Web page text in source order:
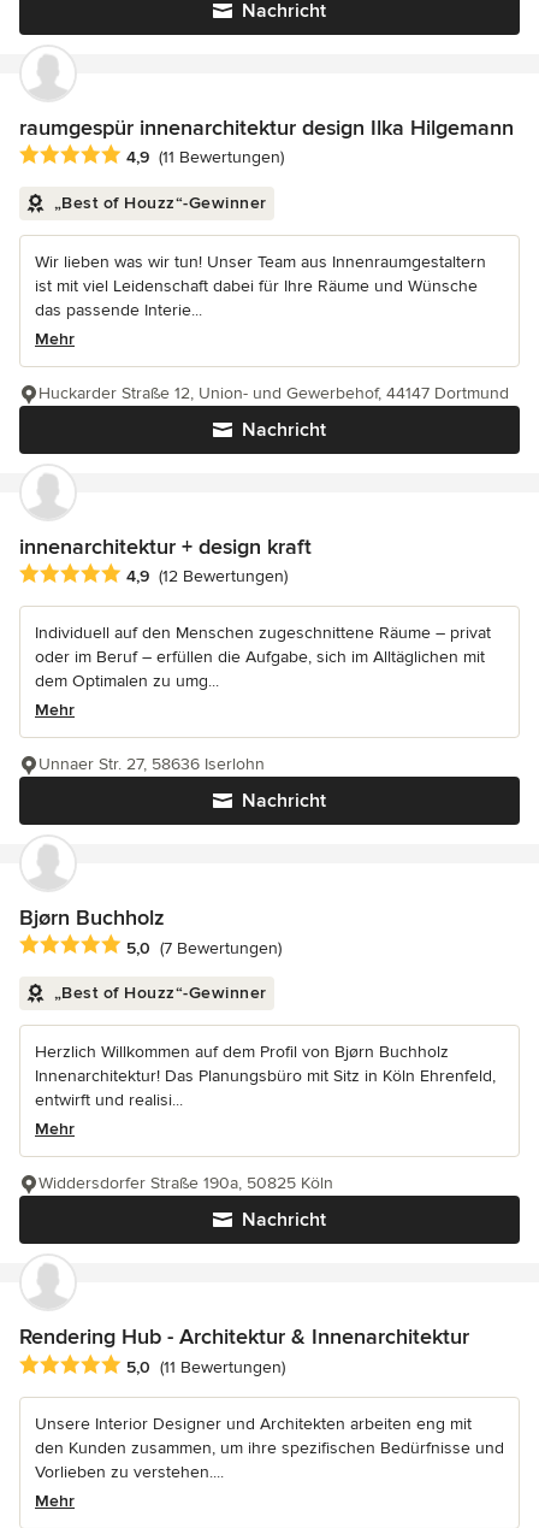
Nachricht
raumgespür innenarchitektur design Ilka Hilgemann
Durchschnittliche Bewertung: 4.9 von 5 Sternen
4,9 (11 Bewertungen)
„Best of Houzz“-Gewinner
Wir lieben was wir tun! Unser Team aus Innenraumgestaltern
ist mit viel Leidenschaft dabei für Ihre Räume und Wünsche
das passende Interie...
Mehr
Nachricht
Huckarder Straße 12, Union- und Gewerbehof, 44147 Dortmund
innenarchitektur + design kraft
Durchschnittliche Bewertung: 4.9 von 5 Sternen
4,9 (12 Bewertungen)
Individuell auf den Menschen zugeschnittene Räume – privat
oder im Beruf – erfüllen die Aufgabe, sich im Alltäglichen mit
dem Optimalen zu umg...
Mehr
Nachricht
Unnaer Str. 27, 58636 Iserlohn
Bjørn Buchholz
Durchschnittliche Bewertung: 5 von 5 Sternen
5,0 (7 Bewertungen)
„Best of Houzz“-Gewinner
Herzlich Willkommen auf dem Profil von Bjørn Buchholz
Innenarchitektur! Das Planungsbüro mit Sitz in Köln Ehrenfeld,
entwirft und realisi...
Mehr
Nachricht
Widdersdorfer Straße 190a, 50825 Köln
Rendering Hub - Architektur & Innenarchitektur
Durchschnittliche Bewertung: 5 von 5 Sternen
5,0 (11 Bewertungen)
Unsere Interior Designer und Architekten arbeiten eng mit
den Kunden zusammen, um ihre spezifischen Bedürfnisse und
Vorlieben zu verstehen....
Mehr